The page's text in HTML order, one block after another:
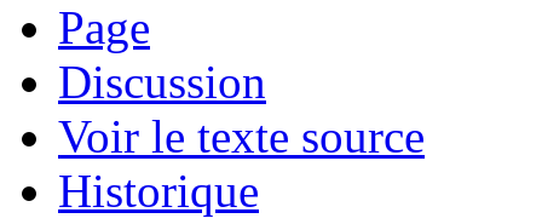
Page
Discussion
Voir le texte source
Historique